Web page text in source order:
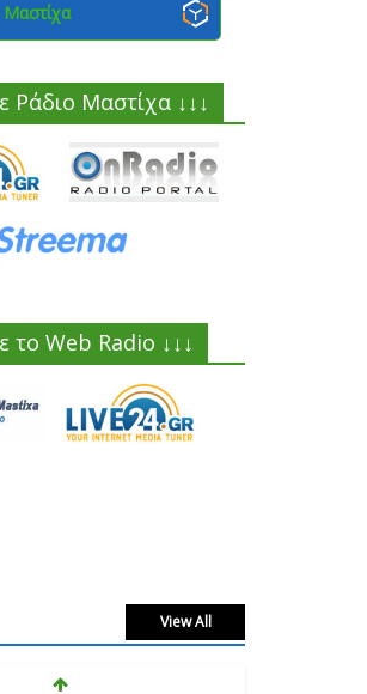
Μαστίχα
Ράδιο Μαστίχα ↓↓↓
το Web Radio ↓↓↓
View All